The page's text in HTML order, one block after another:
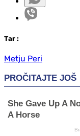
Таг :
Metju Peri